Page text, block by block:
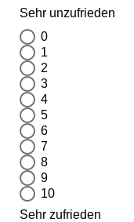
Sehr unzufrieden
0
1
2
3
4
5
6
7
8
9
10
Sehr zufrieden